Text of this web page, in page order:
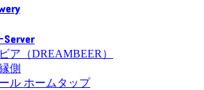
Server
ア（DREAMBEER）
側
ル ホームタップ